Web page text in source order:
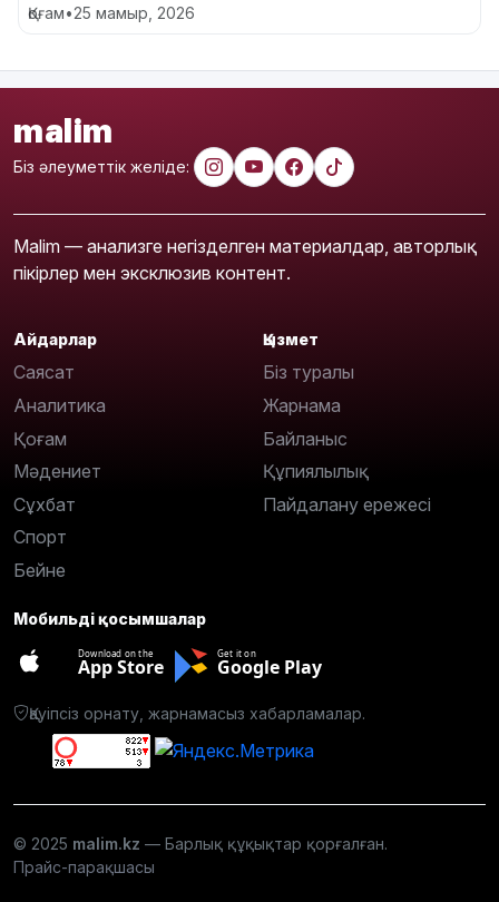
Қоғам•25 мамыр, 2026
malim
Біз әлеуметтік желіде:
Malim — анализге негізделген материалдар, авторлық
пікірлер мен эксклюзив контент.
Айдарлар
Саясат
Аналитика
Қоғам
Мәдениет
Сұхбат
Спорт
Бейне
Қызмет
Біз туралы
Жарнама
Байланыс
Құпиялылық
Пайдалану ережесі
Мобильді қосымшалар
Download on the
App Store
Get it on
Google Play
Қауіпсіз орнату, жарнамасыз хабарламалар.
© 2025 malim.kz — Барлық құқықтар қорғалған.
Прайс-парақшасы